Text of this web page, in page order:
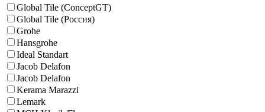
Global Tile (ConceptGT)
Global Tile (Россия)
Grohe
Hansgrohe
Ideal Standart
Jacob Delafon
Jacob Delafon
Kerama Marazzi
Lemark